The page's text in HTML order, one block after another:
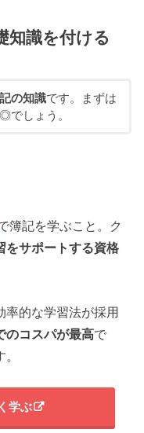
知識を付ける
の知識です。まずは
でしょう。
簿記を学ぶこと。ク
をサポートする資格
率的な学習法が採用
のコスパが最高で
学ぶ